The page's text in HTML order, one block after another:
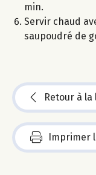
min.
Servir chaud
saupoudré de
Retour à la
Imprimer